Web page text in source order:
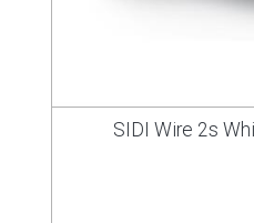
SIDI Wire 2s